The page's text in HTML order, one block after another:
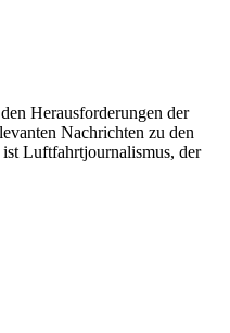
Herausforderungen der
Nachrichten zu den
Luftfahrtjournalismus, der